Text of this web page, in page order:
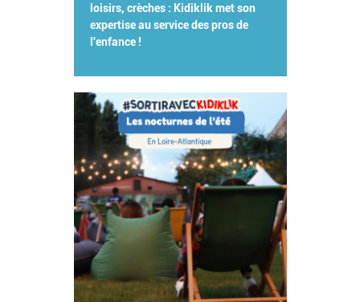
loisirs, crèches : Kidiklik met son
expertise au service des pros de
l'enfance !